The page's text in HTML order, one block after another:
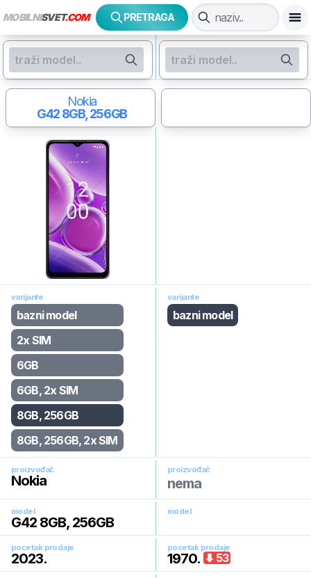
MOBILNISVET.COM PRETRAGA
Nokia
G428GB, 256GB
varijante
bazni model
2x SIM
6GB
6GB, 2x SIM
8GB, 256GB
8GB, 256GB, 2x SIM
varijante
bazni model
proizvođač
Nokia
proizvođač
nema
model
G42 8GB, 256GB
model
pocetak prodaje
2023.
pocetak prodaje
1970. 53